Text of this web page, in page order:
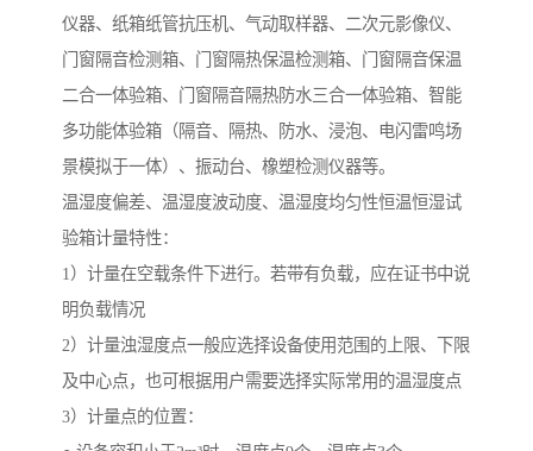
仪器、纸箱纸管抗压机、气动取样器、二次元影像仪、
门窗隔音检测箱、门窗隔热保温检测箱、门窗隔音保温
二合一体验箱、门窗隔音隔热防水三合一体验箱、智能
多功能体验箱（隔音、隔热、防水、浸泡、电闪雷鸣场
景模拟于一体）、振动台、橡塑检测仪器等。
温湿度偏差、温湿度波动度、温湿度均匀性恒温恒湿试
验箱计量特性：
1）计量在空载条件下进行。若带有负载，应在证书中说
明负载情况
2）计量浊湿度点一般应选择设备使用范围的上限、下限
及中心点，也可根据用户需要选择实际常用的温湿度点
3）计量点的位置：